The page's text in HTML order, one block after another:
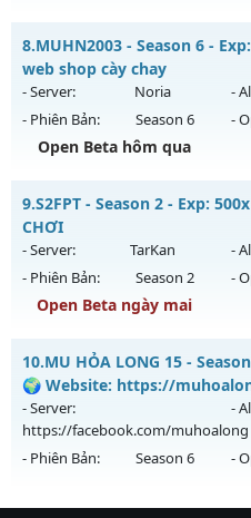
Thể loại: Mu Nguyên bản
Antihack: sharkguard
Mu mới ra tháng 07 2026 - Mở
ngày 27/07/2626
Exp: 300x - Drop: 20%
Kiểu reset: Reset In Game
Antihack: UGK ANTIHACK
8.MUHN2003 - Season 6 -
web shop cày chay
- Server: Noria -
- Phiên Bản:
Season 6 -
Open Beta hôm qua
Mu mới ra tháng 08 2026 - Mở
05/08/2626
Exp: 9999x - Drop: 50%
Kiểu reset: Reset In Game
Thể loại: Mu Nguyên bản
Antihack: XSHield
9.S2FPT - Season 2 - Exp:
CHƠI
- Server: TarKan -
- Phiên Bản:
Season 2 -
Open Beta ngày mai
S2FPT - GIẢI TRÍ-DỄ CHƠI
Mu mới ra tháng 08 2026 - Mở
ngày 07/08/2626
Exp: 500x - Drop: 20%
Thể loại: Mu Nguyên bản
10.MU HỎA LONG 15 -
🌍 Website: https://
- Server:
https://facebook.com/muhoalong
-
- Phiên Bản: Season 6 -
MU HỎA LONG 15 - 🌍